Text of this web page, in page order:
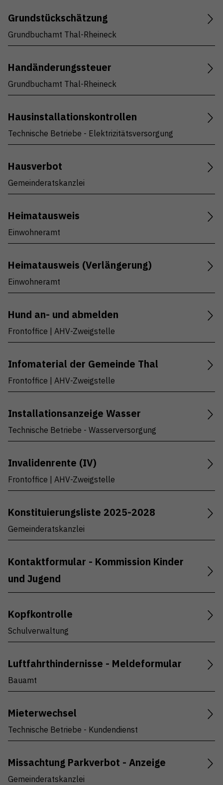
Grundstückschätzung
Grundbuchamt Thal-Rheineck
Handänderungssteuer
Grundbuchamt Thal-Rheineck
Hausinstallationskontrollen
Technische Betriebe - Elektrizitätsversorgung
Hausverbot
Gemeinderatskanzlei
Heimatausweis
Einwohneramt
Heimatausweis (Verlängerung)
Einwohneramt
Hund an- und abmelden
Frontoffice | AHV-Zweigstelle
Infomaterial der Gemeinde Thal
Frontoffice | AHV-Zweigstelle
Installationsanzeige Wasser
Technische Betriebe - Wasserversorgung
Invalidenrente (IV)
Frontoffice | AHV-Zweigstelle
Konstituierungsliste 2025-2028
Gemeinderatskanzlei
Kontaktformular - Kommission Kinder
und Jugend
Kopfkontrolle
Schulverwaltung
Luftfahrthindernisse - Meldeformular
Bauamt
Mieterwechsel
Technische Betriebe - Kundendienst
Missachtung Parkverbot - Anzeige
Gemeinderatskanzlei